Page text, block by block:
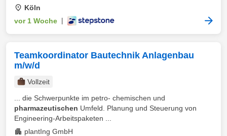
Köln
vor 1 Woche
Teamkoordinator Bautechnik Anlagenbau
m/w/d
Vollzeit
... die Schwerpunkte im petro- chemischen und
pharmazeutischen Umfeld. Planung und Steuerung von
Engineering-Arbeitspaketen ...
plantIng GmbH